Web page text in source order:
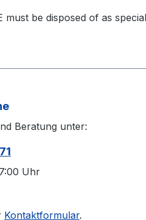
must be disposed of as
Beratung unter:
Uhr
Kontaktformular.